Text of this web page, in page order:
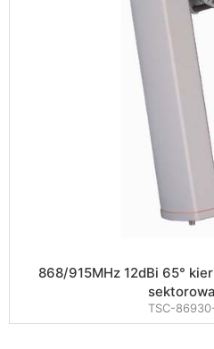
868/915MHz 12dBi 65°
TSC-